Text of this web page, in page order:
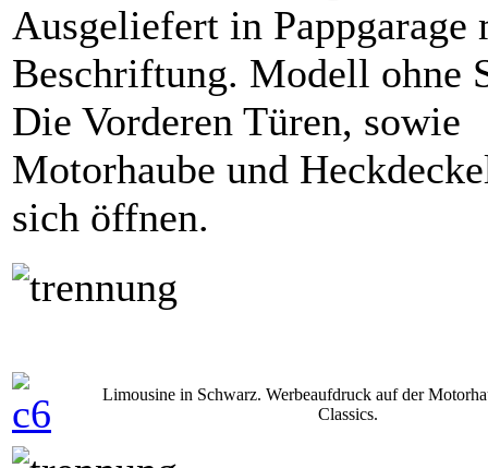
Ausgeliefert in Pappgarage
Beschriftung. Modell ohne
Die Vorderen Türen, sowie
Motorhaube und
sich öffnen.
Limousine in Schwarz. Werbeaufdruck auf der
Classics.